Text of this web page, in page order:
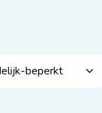
beperkt